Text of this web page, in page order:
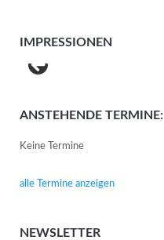
IMPRESSIONEN
ANSTEHENDE TERMINE:
Keine Termine
alle Termine anzeigen
NEWSLETTER